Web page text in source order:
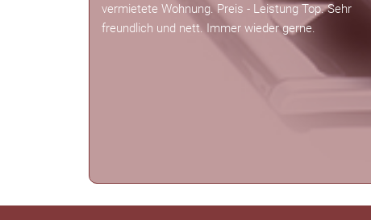
vermietete Wohnung. Preis - Leistung Top. Sehr
freundlich und nett. Immer wieder gerne.